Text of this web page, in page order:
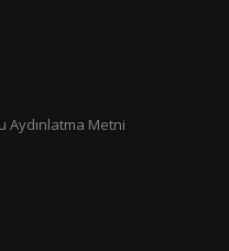
Aydınlatma Metni